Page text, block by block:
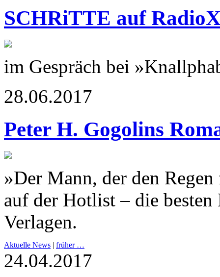
SCHRiTTE auf
im Gespräch bei
28.06.2017
Peter H. Gogolins
»Der Mann, der den
auf der Hotlist – die besten
Verlagen.
Aktuelle News | früher …
24.04.2017